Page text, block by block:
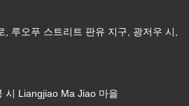
루오푸 스트리트 판유 지구, 광저우 시,
시 Liangjiao Ma Jiao 마을